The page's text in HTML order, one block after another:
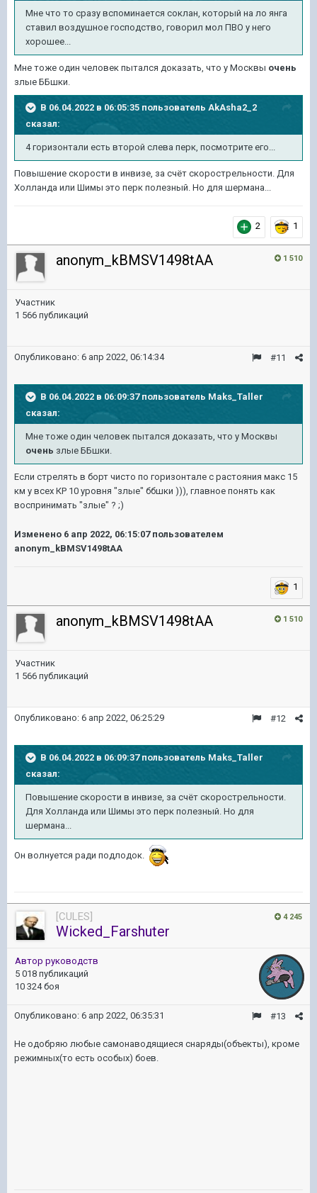
Мне что то сразу вспоминается соклан, который на ло янга
ставил воздушное господство, говорил мол ПВО у него
хорошее...
Мне тоже один человек пытался доказать, что у Москвы очень
злые ББшки.
В 06.04.2022 в 06:05:35 пользователь AkAsha2_2
сказал:
4 горизонтали есть второй слева перк, посмотрите его...
Повышение скорости в инвизе, за счёт скорострельности. Для
Холланда или Шимы это перк полезный. Но для шермана...
2 1
1 510
anonym_kBMSV1498tAA
Участник
1 566 публикаций
#11
Опубликовано: 6 апр 2022, 06:14:34
В 06.04.2022 в 06:09:37 пользователь Maks_Taller
сказал:
Мне тоже один человек пытался доказать, что у Москвы
очень злые ББшки.
Если стрелять в борт чисто по горизонтале с растояния макс 15
км у всех КР 10 уровня "злые" ббшки ))), главное понять как
воспринимать "злые" ? ;)
Изменено 6 апр 2022, 06:15:07пользователем
anonym_kBMSV1498tAA
1
1 510
anonym_kBMSV1498tAA
Участник
1 566 публикаций
#12
Опубликовано: 6 апр 2022, 06:25:29
В 06.04.2022 в 06:09:37 пользователь Maks_Taller
сказал:
Повышение скорости в инвизе, за счёт скорострельности.
Для Холланда или Шимы это перк полезный. Но для
шермана...
Он волнуется ради подлодок.
4 245
[CULES]
Wicked_Farshuter
Автор руководств
5 018 публикаций
10 324 боя
#13
Опубликовано: 6 апр 2022, 06:35:31
Не одобряю любые самонаводящиеся снаряды(объекты), кроме
режимных(то есть особых) боев.